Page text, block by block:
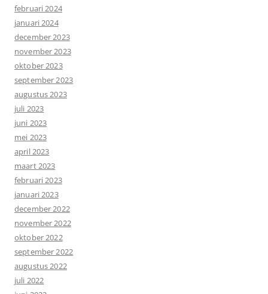
februari 2024
januari 2024
december 2023
november 2023
oktober 2023
september 2023
augustus 2023
juli 2023
juni 2023
mei 2023
april 2023
maart 2023
februari 2023
januari 2023
december 2022
november 2022
oktober 2022
september 2022
augustus 2022
juli 2022